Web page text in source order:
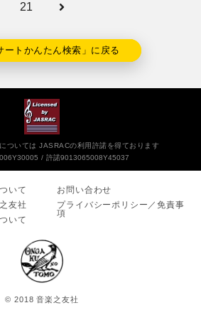
21
トかんたん検索」に戻る
ついては JASRACの利用許諾を得ております
許諾9013065008Y45037
いて
友社
いて
お問い合わせ
プライバシーポリシー／免責事
項
© 2018 音楽之友社